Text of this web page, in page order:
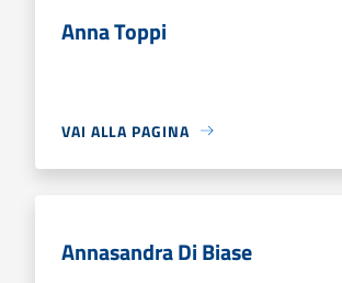
Anna Toppi
VAI ALLA PAGINA
Annasandra Di Biase